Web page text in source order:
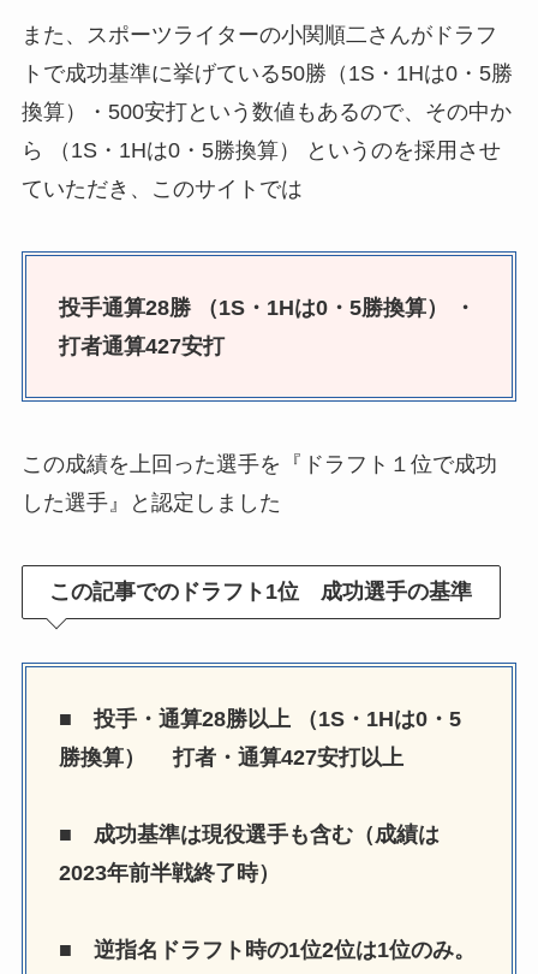
また、スポーツライターの小関順二さんがドラフ
トで成功基準に挙げている50勝（1S・1Hは0・5勝
換算）・500安打という数値もあるので、その中か
ら （1S・1Hは0・5勝換算） というのを採用させ
ていただき、このサイトでは
投手通算28勝 （1S・1Hは0・5勝換算） ・
打者通算427安打
この成績を上回った選手を『ドラフト１位で成功
した選手』と認定しました
この記事でのドラフト1位 成功選手の基準
■ 投手・通算28勝以上 （1S・1Hは0・5
勝換算） 打者・通算427安打以上
■ 成功基準は現役選手も含む（成績は
2023年前半戦終了時）
■ 逆指名ドラフト時の1位2位は1位のみ。